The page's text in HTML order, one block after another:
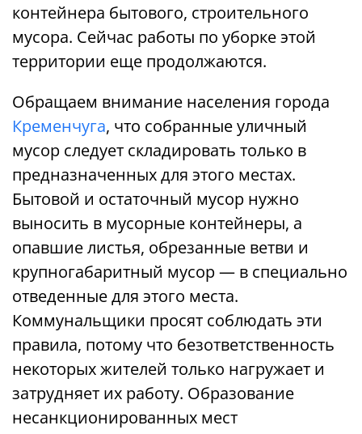
контейнера бытового, строительного
мусора. Сейчас работы по уборке этой
территории еще продолжаются.
Обращаем внимание населения города
Кременчуга, что собранные уличный
мусор следует складировать только в
предназначенных для этого местах.
Бытовой и остаточный мусор нужно
выносить в мусорные контейнеры, а
опавшие листья, обрезанные ветви и
крупногабаритный мусор — в специально
отведенные для этого места.
Коммунальщики просят соблюдать эти
правила, потому что безответственность
некоторых жителей только нагружает и
затрудняет их работу. Образование
несанкционированных мест